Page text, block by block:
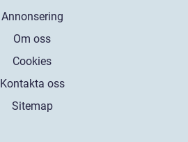
Annonsering
Om oss
Cookies
Kontakta oss
Sitemap